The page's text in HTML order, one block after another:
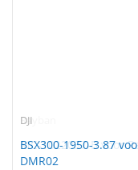
DJI
BSX300-1950-3.87
DMR02